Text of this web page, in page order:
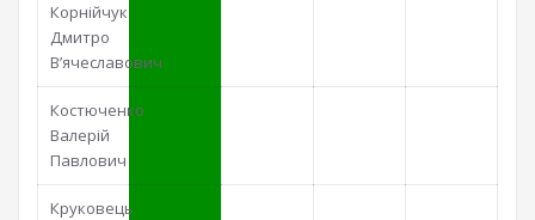
Корнійчук
Дмитро
В’ячеславович
Костюченко
Валерій
Павлович
Круковець